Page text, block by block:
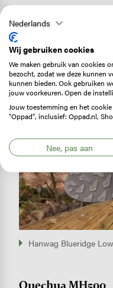
Lees de complete
Image
Hanwag Blueridge
Nederlands
Wij gebruiken cookies
We maken gebruik van cookies
bezocht, zodat we deze kunnen
kunnen bieden. Ook gebruiken
jouw voorkeuren. Open de
Jouw toestemming en het
"Oppad", inclusief: Oppad.nl,
Nee, pas aan